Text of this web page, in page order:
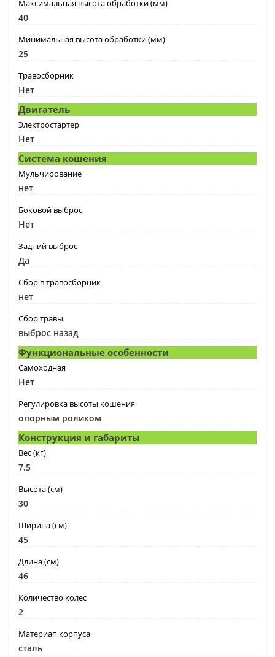
Максимальная высота обработки (мм)
40
Минимальная высота обработки (мм)
25
Травосборник
Нет
Двигатель
Электростартер
Нет
Система кошения
Мульчирование
нет
Боковой выброс
Нет
Задний выброс
Да
Сбор в травосборник
нет
Сбор травы
выброс назад
Функциональные особенности
Самоходная
Нет
Регулировка высоты кошения
опорным роликом
Конструкция и габариты
Вес (кг)
7.5
Высота (см)
30
Ширина (см)
45
Длина (см)
46
Количество колес
2
Материап корпуса
сталь